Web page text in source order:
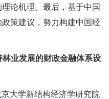
论机理。最后，基于中国
策建议，努力构建中国经
业发展的财政金融体系设
大学新结构经济学研究院